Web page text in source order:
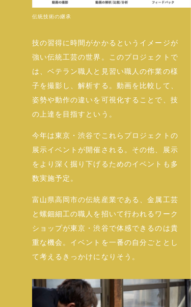
伝統技術の継承
技の習得に時間がかかるというイメージが
強い伝統工芸の世界。このプロジェクトで
は、ベテラン職人と見習い職人の作業の様
子を撮影し、解析する。動画を比較して、
姿勢や動作の違いを可視化することで、技
の上達を目指すという。
今年は東京・渋谷でこれらプロジェクトの
展示イベントが開催される。その他、展示
をより深く掘り下げるためのイベントも多
数実施予定。
富山県高岡市の伝統産業である、金属工芸
と螺鈿細工の職人を招いて行われるワーク
ショップが東京・渋谷で体感できるのは貴
重な機会。イベントを一番の自分ごととし
て考えるきっかけになりそう。